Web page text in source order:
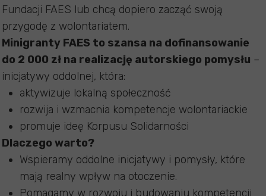
Fundacji FAES lub chcą dopiero zacząć swoją
przygodę z wolontariatem.
Minigranty FAES to szansa na dofinansowanie
do 2 000 zł na realizację autorskiego pomysłu –
inicjatywy oddolnej, która:
aktywizuje lokalną społeczność
rozwija i wzmacnia kompetencje wolontariackie
promuje ideę Korpusu Solidarności
Dlaczego warto?
Wspieramy oddolne inicjatywy i pomysły, które
mają realny wpływ na otoczenie.
Pomagamy w rozwoju i budowaniu kompetencji